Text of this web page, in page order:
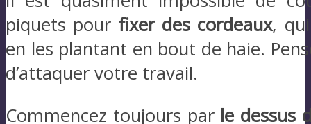
piquets pour fixer des cordeaux,
en les plantant en bout de haie.
d’attaquer votre travail.
Commencez toujours par le dessus